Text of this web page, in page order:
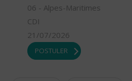
06 - Alpes-Maritimes
CDI
21/07/2026
POSTULER